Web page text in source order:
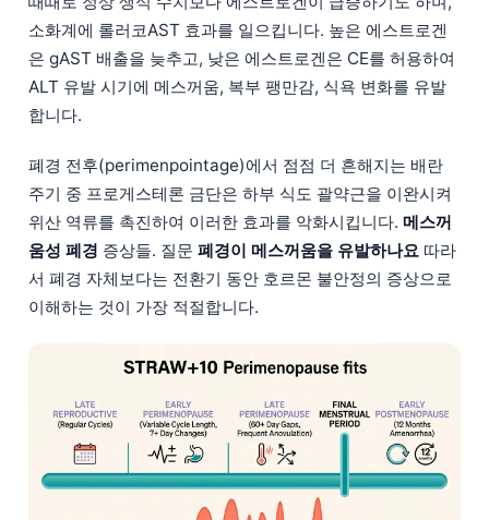
소화계에 롤러코AST 효과를 일으킵니다. 높은 에스트로겐
은 gAST 배출을 늦추고, 낮은 에스트로겐은 CE를 허용하여
ALT 유발 시기에 메스꺼움, 복부 팽만감, 식욕 변화를 유발
합니다.
폐경 전후(perimenpointage)에서 점점 더 흔해지는 배란
주기 중 프로게스테론 금단은 하부 식도 괄약근을 이완시켜
위산 역류를 촉진하여 이러한 효과를 악화시킵니다. 메스꺼
움성 폐경 증상들. 질문 폐경이 메스꺼움을 유발하나요 따라
서 폐경 자체보다는 전환기 동안 호르몬 불안정의 증상으로
이해하는 것이 가장 적절합니다.